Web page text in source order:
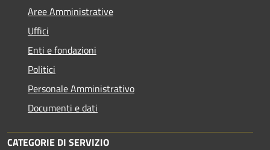
Aree Amministrative
Uffici
Enti e fondazioni
Politici
Personale Amministrativo
Documenti e dati
CATEGORIE DI SERVIZIO